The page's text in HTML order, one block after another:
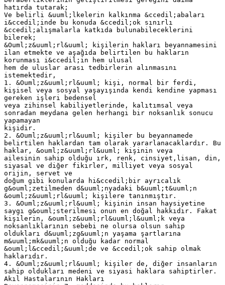
hatırda tutarak;
Ve belirli &uuml;lkelerin kalkınma &ccedil;abaları
i&ccedil;inde bu konuda &ccedil;ok sınırlı
&ccedil;alışmalarla katkıda bulunabileceklerini
bilerek;
&Ouml;z&uuml;rl&uuml; kişilerin hakları beyannamesini
ilan etmekte ve aşağıda belirtilen bu hakların
korunması i&ccedil;in hem ulusal
hem de uluslar arası tedbirlerin alınmasını
istemektedir,
1. &Ouml;z&uuml;rl&uuml; kişi, normal bir ferdi,
kişisel veya sosyal yaşayışında kendi kendine yapması
gereken işleri bedensel
veya zihinsel kabiliyetlerinde, kalıtımsal veya
sonradan meydana gelen herhangi bir noksanlık sonucu
yapamayan
kişidir.
2. &Ouml;z&uuml;rl&uuml; kişiler bu beyannamede
belirtilen haklardan tam olarak yararlanacaklardır. Bu
haklar, &ouml;z&uuml;rl&uuml; kişinin veya
ailesinin sahip olduğu ırk, renk, cinsiyet,lisan, din,
siyasal ve diğer fikirler, milliyet veya sosyal
orijin, servet ve
doğum gibi konularda hi&ccedil;bir ayrıcalık
g&ouml;zetilmeden d&uuml;nyadaki b&uuml;t&uuml;n
&ouml;z&uuml;rl&uuml; kişilere tanınmıştır.
3. &Ouml;z&uuml;rl&uuml; kişinin insan haysiyetine
saygı g&ouml;sterilmesi onun en doğal hakkıdır. Fakat
kişilerin, &ouml;z&uuml;rl&uuml;l&uuml;k veya
noksanlıklarının sebebi ne olursa olsun sahip
oldukları d&uuml;zg&uuml;n yaşama şartlarına
m&uuml;mk&uuml;n olduğu kadar normal
&ouml;l&ccedil;&uuml;de ve &ccedil;ok sahip olmak
haklarıdır.
4. &Ouml;z&uuml;rl&uuml; kişiler de, diğer insanların
sahip oldukları medeni ve siyasi haklara sahiptirler.
Akıl Hastalarının Hakları